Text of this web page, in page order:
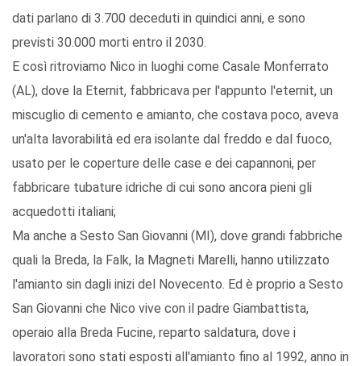
dati parlano di 3.700 deceduti in quindici anni, e sono
previsti 30.000 morti entro il 2030.
E così ritroviamo Nico in luoghi come Casale Monferrato
(AL), dove la Eternit, fabbricava per l'appunto l'eternit, un
miscuglio di cemento e amianto, che costava poco, aveva
un'alta lavorabilità ed era isolante dal freddo e dal fuoco,
usato per le coperture delle case e dei capannoni, per
fabbricare tubature idriche di cui sono ancora pieni gli
acquedotti italiani;
Ma anche a Sesto San Giovanni (MI), dove grandi fabbriche
quali la Breda, la Falk, la Magneti Marelli, hanno utilizzato
l'amianto sin dagli inizi del Novecento. Ed è proprio a Sesto
San Giovanni che Nico vive con il padre Giambattista,
operaio alla Breda Fucine, reparto saldatura, dove i
lavoratori sono stati esposti all'amianto fino al 1992, anno in